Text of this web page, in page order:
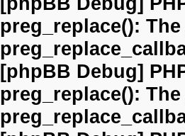
preg_replace():
[phpBB Debug]
preg_replace():